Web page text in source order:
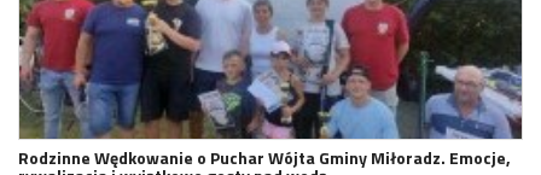
Rodzinne Wędkowanie o Puchar Wójta Gminy Miłoradz. Emocje,